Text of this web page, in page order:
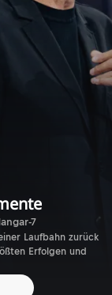
7
Laufbahn zurück
Erfolgen und